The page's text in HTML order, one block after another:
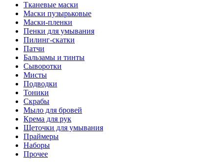
Тканевые маски
Маски пузырьковые
Маски-пленки
Пенки для умывания
Пилинг-скатки
Патчи
Бальзамы и тинты
Сыворотки
Мисты
Подводки
Тоники
Скрабы
Мыло для бровей
Крема для рук
Щеточки для умывания
Праймеры
Наборы
Прочее